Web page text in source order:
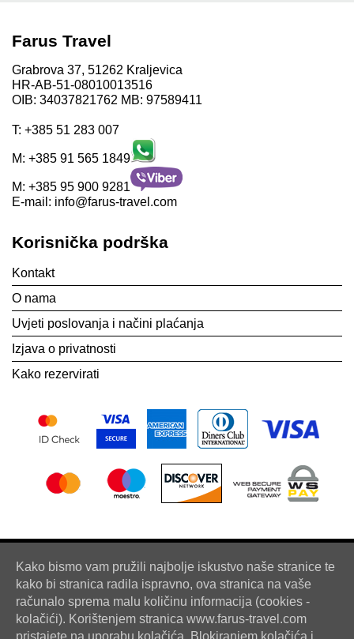
Farus Travel
Grabrova 37, 51262 Kraljevica
HR-AB-51-08010013516
OIB: 34037821762 MB: 97589411
T: +385 51 283 007
M: +385 91 565 1849
M: +385 95 900 9281
E-mail: info@farus-travel.com
Korisnička podrška
Kontakt
O nama
Uvjeti poslovanja i načini plaćanja
Izjava o privatnosti
Kako rezervirati
Kako bismo vam pružili najbolje iskustvo naše stranice te
kako bi stranica radila ispravno, ova stranica na vaše
računalo sprema malu količinu informacija (cookies -
kolačići). Korištenjem stranica www.farus-travel.com
pristajete na uporabu kolačića. Blokiranjem kolačića i